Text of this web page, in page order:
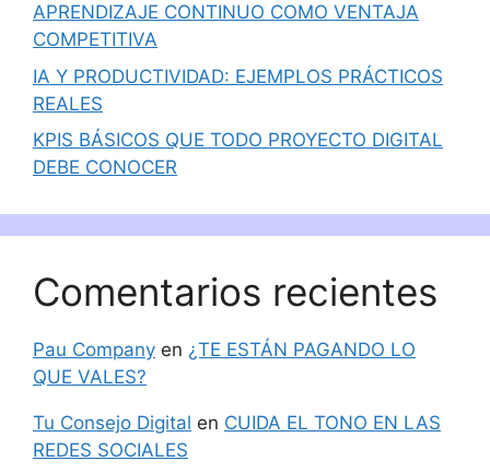
APRENDIZAJE CONTINUO COMO VENTAJA
COMPETITIVA
IA Y PRODUCTIVIDAD: EJEMPLOS PRÁCTICOS
REALES
KPIS BÁSICOS QUE TODO PROYECTO DIGITAL
DEBE CONOCER
Comentarios recientes
Pau Company en ¿TE ESTÁN PAGANDO LO
QUE VALES?
Tu Consejo Digital en CUIDA EL TONO EN LAS
REDES SOCIALES